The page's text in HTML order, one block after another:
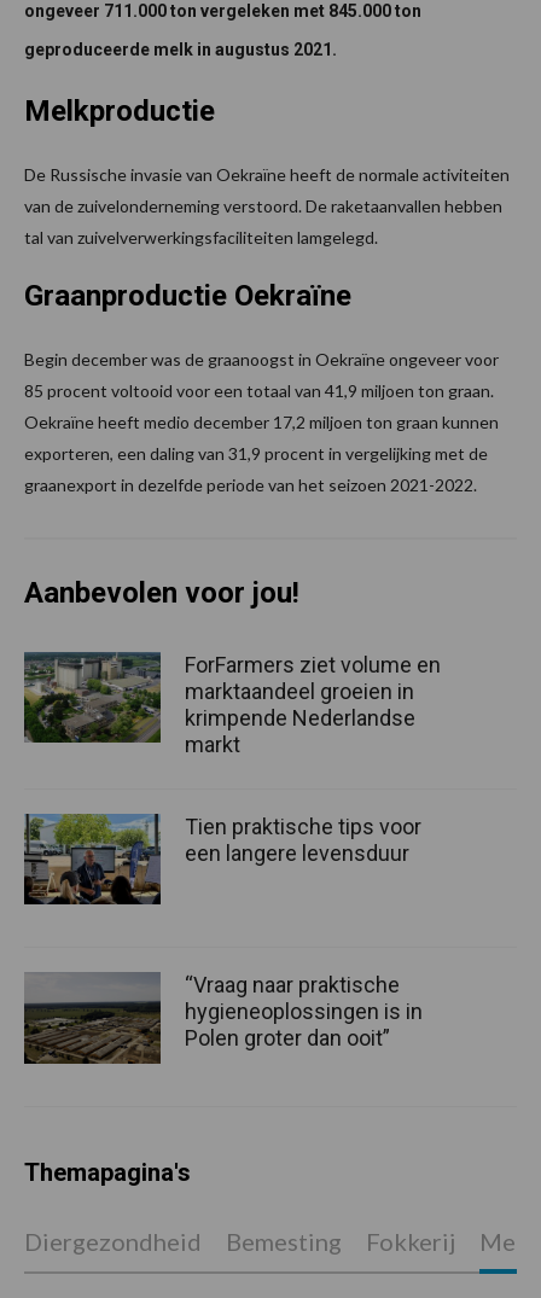
ongeveer 711.000 ton vergeleken met 845.000 ton
geproduceerde melk in augustus 2021.
Melkproductie
De Russische invasie van Oekraïne heeft de normale activiteiten
van de zuivelonderneming verstoord. De raketaanvallen hebben
tal van zuivelverwerkingsfaciliteiten lamgelegd.
Graanproductie Oekraïne
Begin december was de graanoogst in Oekraïne ongeveer voor
85 procent voltooid voor een totaal van 41,9 miljoen ton graan.
Oekraïne heeft medio december 17,2 miljoen ton graan kunnen
exporteren, een daling van 31,9 procent in vergelijking met de
graanexport in dezelfde periode van het seizoen 2021-2022.
Aanbevolen voor jou!
ForFarmers ziet volume en
marktaandeel groeien in
krimpende Nederlandse
markt
Tien praktische tips voor
een langere levensduur
“Vraag naar praktische
hygieneoplossingen is in
Polen groter dan ooit”
Themapagina's
Diergezondheid Bemesting Fokkerij